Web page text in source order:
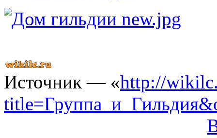
Источник — «http://